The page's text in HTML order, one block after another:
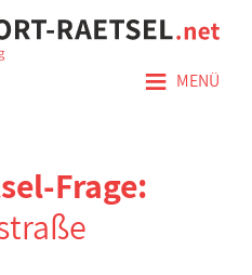
≡ MENÜ
Frage: